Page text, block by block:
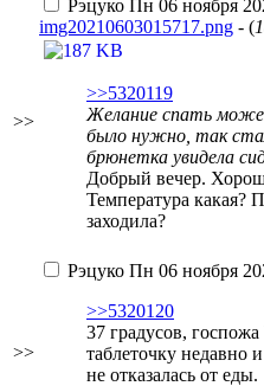
>>
Рэцуко Пн 06 ноября
img20210603015717.png - (
>>5320119
Желание спать
было нужно, так
брюнетка увидела
Добрый вечер.
Температура какая?
заходила?
>>
Рэцуко Пн 06 ноября
>>5320120
37 градусов,
таблеточку недавно
не отказалась от еды.